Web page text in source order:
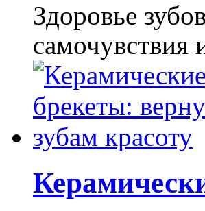
Здоровье
самочувствия